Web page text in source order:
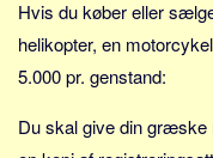
Hvis du køber eller
helikopter, en
5.000 pr. genstand:
Du skal give din græske